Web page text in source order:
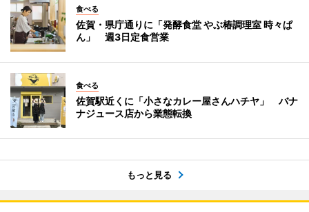
食べる
佐賀・県庁通りに「発酵食堂 やぶ椿調理室 時々ぱ
ん」 週3日定食営業
食べる
佐賀駅近くに「小さなカレー屋さんハチヤ」 バナ
ナジュース店から業態転換
もっと見る